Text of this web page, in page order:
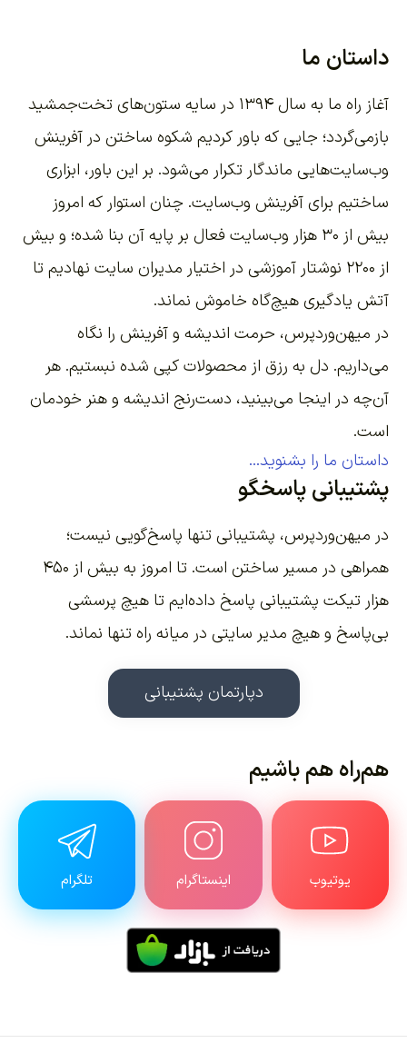
داستان ما
آغاز راه ما به سال ۱۳۹۴ در سایه ستون‌های تخت‌جمشید
بازمی‌گردد؛ جایی که باور کردیم شکوه ساختن در آفرینش
وب‌سایت‌هایی ماندگار تکرار می‌شود. بر این باور، ابزاری
ساختیم برای آفرینش وب‌سایت. چنان استوار که امروز
بیش از ۳۰ هزار وب‌سایت فعال بر پایه آن بنا شده؛ و بیش
از ۲۲۰۰
نوشتار آموزشی در اختیار مدیران سایت نهادیم تا
آتش یادگیری هیچ‌گاه خاموش نماند.
در میهن‌وردپرس، حرمت اندیشه و آفرینش را نگاه
می‌داریم. دل به رزق از محصولات کپی شده نبستیم. هر
آن‌چه در اینجا می‌بینید، دست‌رنج اندیشه و هنر خودمان
است.
داستان ما را بشنوید...
پشتیبانی پاسخگو
در میهن‌وردپرس، پشتیبانی تنها پاسخ‌گویی نیست؛
همراهی در مسیر ساختن است. تا امروز به بیش از ۴۵۰
هزار تیکت پشتیبانی پاسخ داده‌ایم تا هیچ پرسشی
بی‌پاسخ و هیچ مدیر سایتی در میانه راه تنها نماند.
دپارتمان پشتیبانی
هم‌راه هم باشیم
یوتیوب اینستاگرام تلگرام